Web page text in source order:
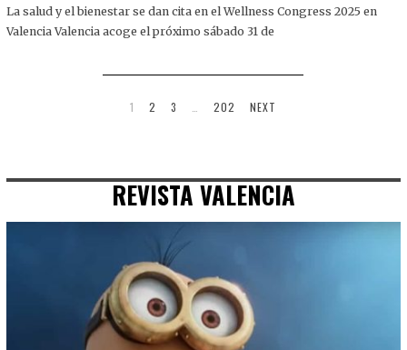
O
,
La salud y el bienestar se dan cita en el Wellness Congress 2025 en
Valencia Valencia acoge el próximo sábado 31 de
1 2 3 202 NEXT
REVISTA VALENCIA